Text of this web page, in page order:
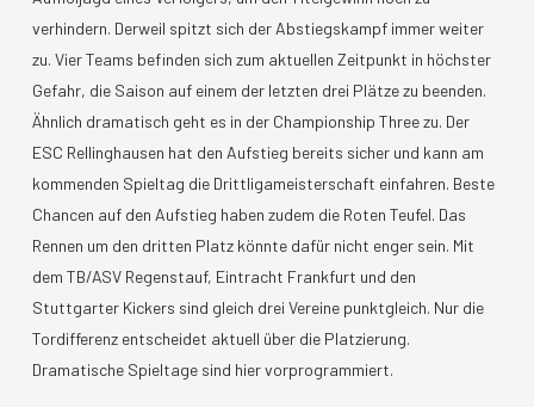
verhindern. Derweil spitzt sich der Abstiegskampf immer weiter
zu. Vier Teams befinden sich zum aktuellen Zeitpunkt in höchster
Gefahr, die Saison auf einem der letzten drei Plätze zu beenden.
Ähnlich dramatisch geht es in der Championship Three zu. Der
ESC Rellinghausen hat den Aufstieg bereits sicher und kann am
kommenden Spieltag die Drittligameisterschaft einfahren. Beste
Chancen auf den Aufstieg haben zudem die Roten Teufel. Das
Rennen um den dritten Platz könnte dafür nicht enger sein. Mit
dem TB/ASV Regenstauf, Eintracht Frankfurt und den
Stuttgarter Kickers sind gleich drei Vereine punktgleich. Nur die
Tordifferenz entscheidet aktuell über die Platzierung.
Dramatische Spieltage sind hier vorprogrammiert.